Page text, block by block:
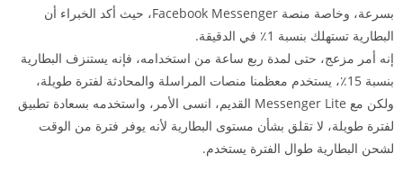
بسرعة، وخاصة منصة Facebook Messenger، حيث أكد الخبراء أن
البطارية تستهلك بنسبة 1٪ في الدقيقة.
إنه أمر مزعج، حتى لمدة ربع ساعة من استخدامه، فإنه يستنزف البطارية
بنسبة 15٪، يستخدم معظمنا منصات المراسلة والمحادثة لفترة طويلة،
ولكن مع Messenger Lite القديم، انسى الأمر، واستخدمه بسعادة تطبيق
لفترة طويلة، لا تقلق بشأن مستوى البطارية لأنه يوفر فترة من الوقت
لشحن البطارية طوال الفترة يستخدم.